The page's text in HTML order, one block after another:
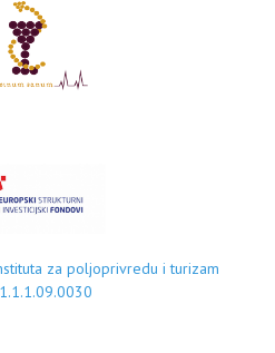
za poljoprivredu i turizam